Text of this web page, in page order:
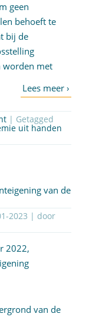
geen
behoeft te
bij de
worden met
| Getagged
uit handen
van de
2023 | door
2022,
van de